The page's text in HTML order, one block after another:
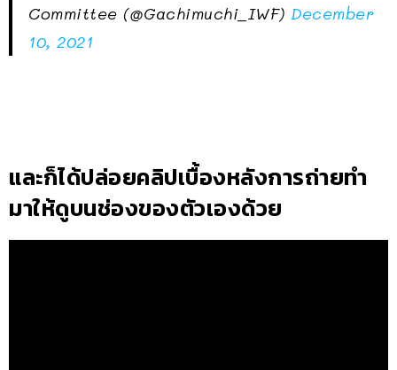
Committee (@Gachimuchi_IWF) December
10, 2021
และก็ได้ปล่อยคลิปเบื้องหลังการถ่ายทำ
มาให้ดูบนช่องของตัวเองด้วย